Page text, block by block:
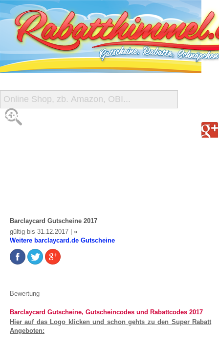
START
Barclaycard Gutscheine 2017
gültig bis 31.12.2017 | »
Weitere barclaycard.de Gutscheine
Bewertung
Barclaycard Gutscheine, Gutscheincodes und Rabattcodes 2017
Hier auf das Logo klicken und schon gehts zu den Super Rabatt
Angeboten: